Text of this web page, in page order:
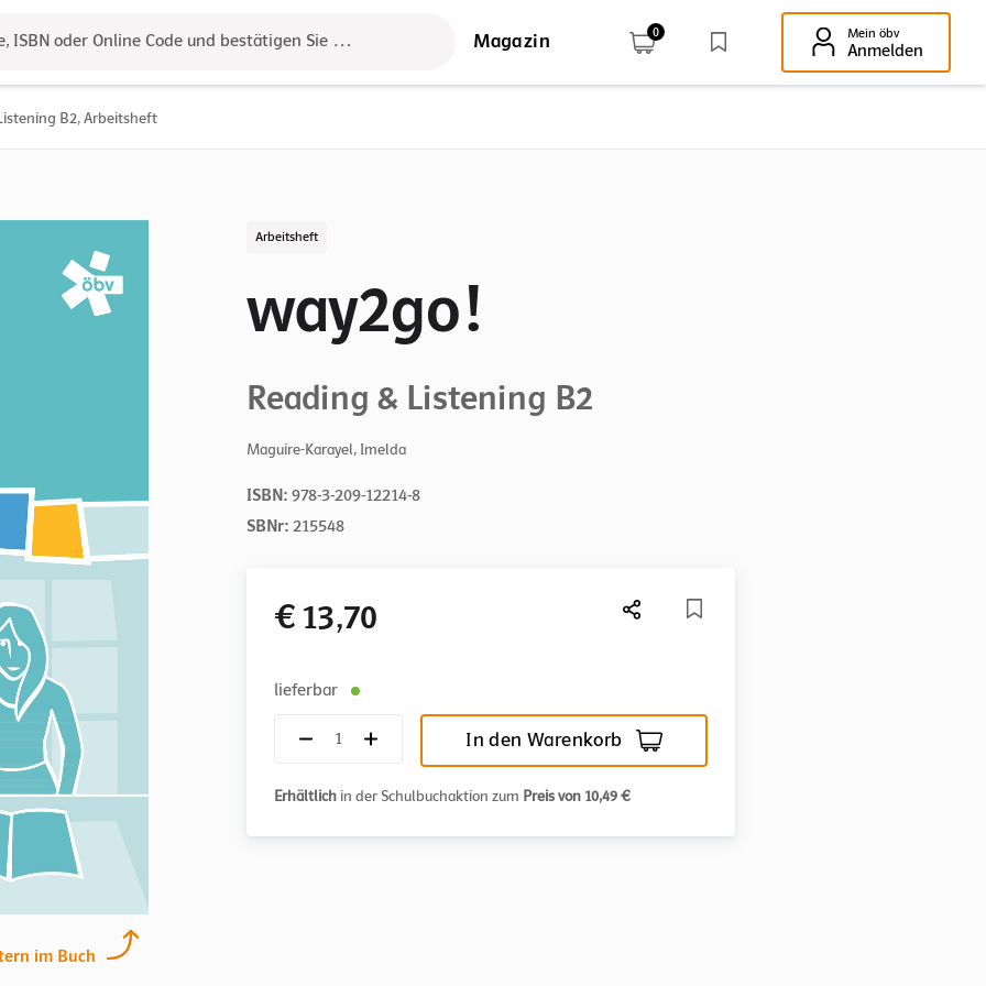
ISBN oder Online Code und bestätigen Sie das Ergebnis mit der Enter-Taste!
Magazin 0 Mein öbv
Anmelden
B2, Arbeitsheft
im Buch
Arbeitsheft
way2go!
Reading & Listening B2
Maguire-Karayel, Imelda
ISBN: 978-3-209-12214-8
SBNr: 215548
€ 13,70
lieferbar
In den Warenkorb
Erhältlich in der Schulbuchaktion zum Preis von 10,49 €